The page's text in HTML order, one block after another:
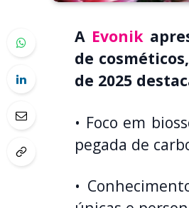
A Evonik
de
de 2025
• Foco em
pegada de
•